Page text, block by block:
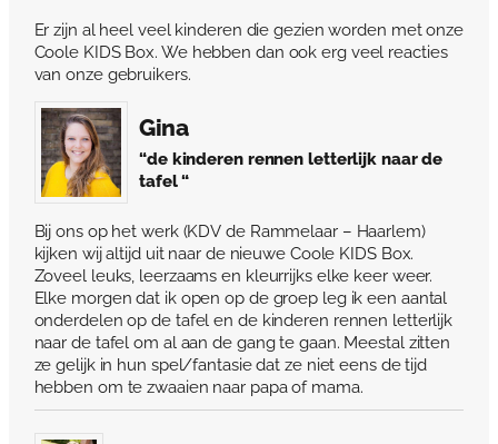
Er zijn al heel veel kinderen die gezien worden met onze
Coole KIDS Box. We hebben dan ook erg veel reacties
van onze gebruikers.
Gina
“de kinderen rennen letterlijk naar de
tafel “
Bij ons op het werk (KDV de Rammelaar – Haarlem)
kijken wij altijd uit naar de nieuwe Coole KIDS Box.
Zoveel leuks, leerzaams en kleurrijks elke keer weer.
Elke morgen dat ik open op de groep leg ik een aantal
onderdelen op de tafel en de kinderen rennen letterlijk
naar de tafel om al aan de gang te gaan. Meestal zitten
ze gelijk in hun spel/fantasie dat ze niet eens de tijd
hebben om te zwaaien naar papa of mama.